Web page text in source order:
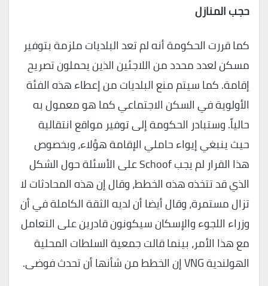
حجب المنازل
كما قررت الحكومة أنه لم تعد البلديات ملزمة بتوفير
مسكن لعدد محدد من اللاجئين الذين يحملون تصريح
إقامة. كما سيتم منع البلديات من إعطاء هذه الفئة
الأولوية في السكن الاجتماعي كما هو معمول به
حالياً. وستبادر الحكومة إلى توفير مواقع انتقالية
حيث ينبغي إيواء حاملي الإقامة هؤلاء، وبخصوص
هذا القرار لم يجب Schoof على الأسئلة حول الشكل
الذي قد تتخذه هذه الخطط، وقال إن هذه المحادثات لا
تزال مستمرة، وقال أيضا أن لديه الثقة الكاملة في أن
وزراء اللجوء والإسكان سيكونون قادرين على التعامل
مع هذا الأمر، بينما قالت جمعية السلطات المحلية
الهولندية VNG إن الخطط من شأنها أن تحدث فوضى.